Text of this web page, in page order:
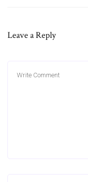
Leave a Reply